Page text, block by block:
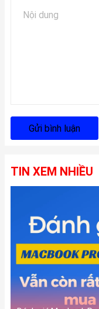
Gửi bình luận
TIN XEM NHIỀU